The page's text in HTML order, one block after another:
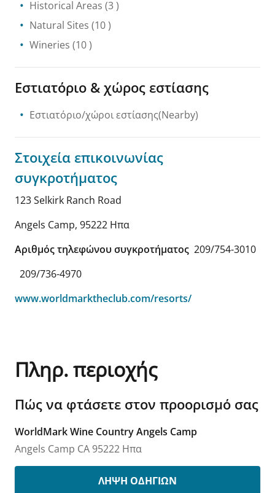
Historical Areas (3 )
Natural Sites (10 )
Wineries (10 )
Εστιατόριο & χώρος εστίασης
Εστιατόριο/χώροι εστίασης(Nearby)
Στοιχεία επικοινωνίας
συγκροτήματος
123 Selkirk Ranch Road
Angels Camp, 95222 Ηπα
Αριθμός τηλεφώνου συγκροτήματος 209/754-3010
209/736-4970
www.worldmarktheclub.com/resorts/
Πληρ. περιοχής
Πώς να φτάσετε στον προορισμό σας
WorldMark Wine Country Angels Camp
Angels Camp CA 95222 Ηπα
ΛΉΨΗ ΟΔΗΓΙΏΝ